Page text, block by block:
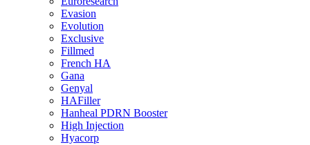
Evasion
Evolution
Exclusive
Fillmed
French HA
Gana
Genyal
HAFiller
Hanheal PDRN Booster
High Injection
Hyacorp